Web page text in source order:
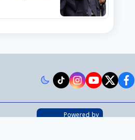
الفيفا».. وإقالة
facebook
twitter
youtube
instagram
tiktok
Powered by